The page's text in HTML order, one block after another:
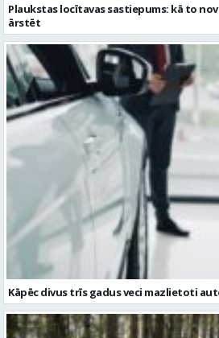
Plaukstas locītavas sastiepums: kā to
ārstēt
Kāpēc divus trīs gadus veci mazlietoti